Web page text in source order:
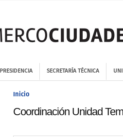
PRESIDENCIA SECRETARÍA TÉCNICA
Inicio
Coordinación Unidad